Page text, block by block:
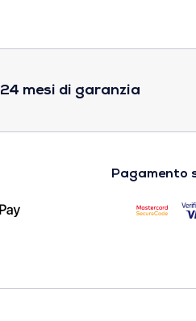
24 mesi di garanzia
Pagamento